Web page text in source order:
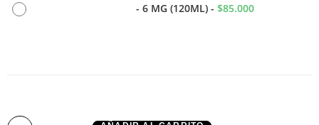
- 6 MG (120ML) - $85.000